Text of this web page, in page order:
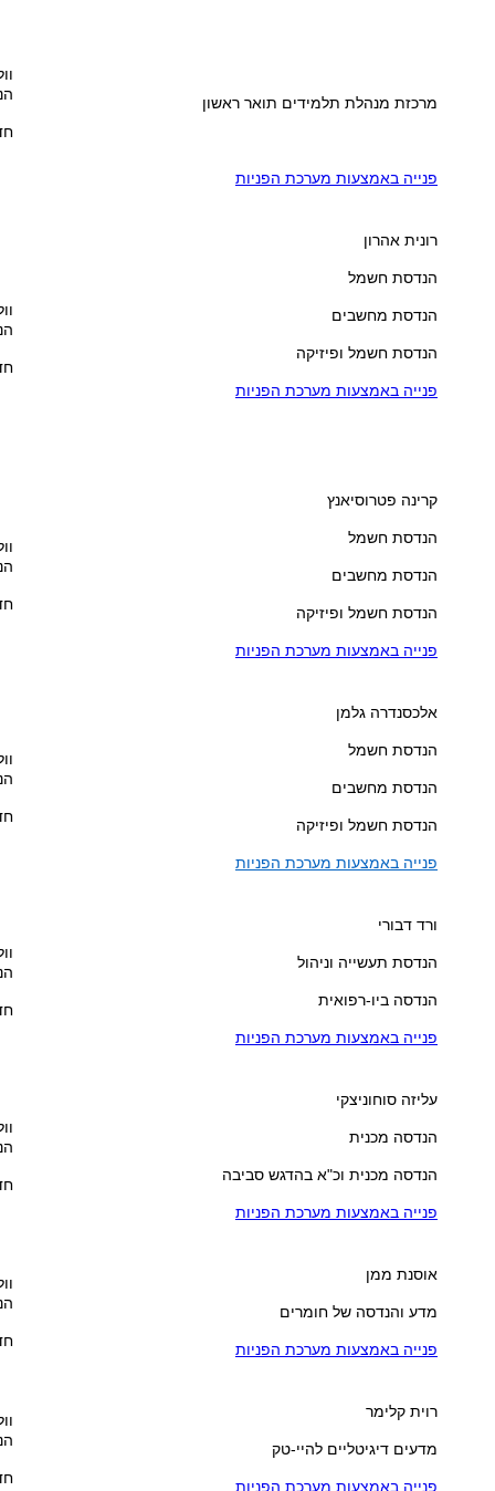
מרכזת מנהלת תלמידים תואר ראשון
פנייה באמצעות מערכת הפניות
רונית אהרון
הנדסת חשמל
הנדסת מחשבים
הנדסת חשמל ופיזיקה
פנייה באמצעות מערכת הפניות
קרינה פטרוסיאנץ
הנדסת חשמל
הנדסת מחשבים
הנדסת חשמל ופיזיקה
פנייה באמצעות מערכת הפניות
אלכסנדרה גלמן
הנדסת חשמל
הנדסת מחשבים
הנדסת חשמל ופיזיקה
פנייה באמצעות מערכת הפניות
ורד דבורי
הנדסת תעשייה וניהול
הנדסה ביו-רפואית
פנייה באמצעות מערכת הפניות
עליזה סוחוניצקי
הנדסה מכנית
הנדסה מכנית וכ"א בהדגש סביבה
פנייה באמצעות מערכת הפניות
אוסנת ממן
מדע והנדסה של חומרים
פנייה באמצעות מערכת הפניות
רוית קלימר
מדעים דיגיטליים להיי-טק
פנייה באמצעות מערכת הפניות